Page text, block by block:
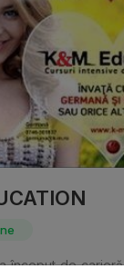
început de carieră